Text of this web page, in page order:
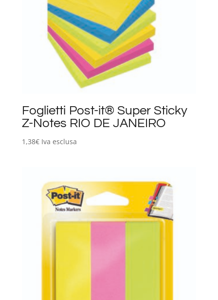
Foglietti Post-it® Super Sticky
Z-Notes RIO DE JANEIRO
1,38€ Iva esclusa